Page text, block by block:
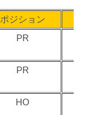
ポジション
PR
PR
HO